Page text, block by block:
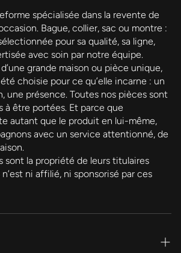
spécialisée dans la revente de
Bague, collier, sac ou montre :
pour sa qualité, sa ligne,
avec soin par notre équipe.
grande maison ou pièce unique,
choisie pour ce qu’elle incarne : un
une présence. Toutes nos pièces sont
être portées. Et parce que
autant que le produit en lui-même,
avec un service attentionné, de
sont la propriété de leurs titulaires
ni affilié, ni sponsorisé par ces